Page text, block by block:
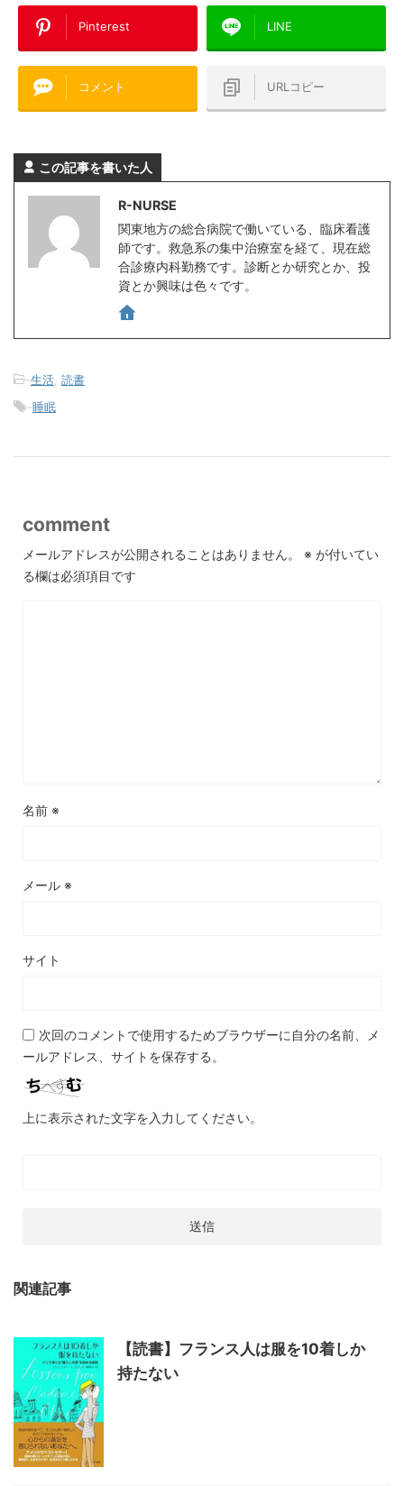
Pinterest LINE
コメント URLコピー
この記事を書いた人
R-NURSE
関東地方の総合病院で働いている、臨床看護
師です。救急系の集中治療室を経て、現在総
合診療内科勤務です。診断とか研究とか、投
資とか興味は色々です。
-生活 読書
-睡眠
comment
メールアドレスが公開されることはありません。 ※ が付いてい
る欄は必須項目です
名前 ※
メール ※
サイト
次回のコメントで使用するためブラウザーに自分の名前、メ
ールアドレス、サイトを保存する。
上に表示された文字を入力してください。
関連記事
【読書】フランス人は服を10着しか
持たない